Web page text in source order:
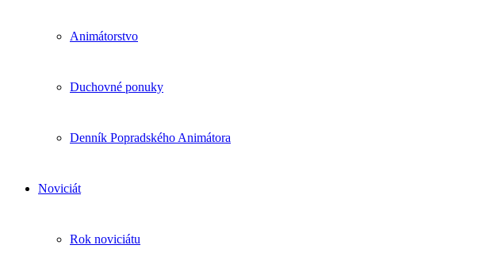
Animátorstvo
Duchovné ponuky
Denník Popradského Animátora
Noviciát
Rok noviciátu